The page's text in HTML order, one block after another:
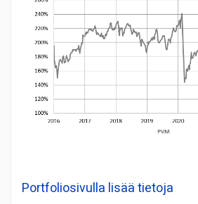
Portfoliosivulla lisää tietoja